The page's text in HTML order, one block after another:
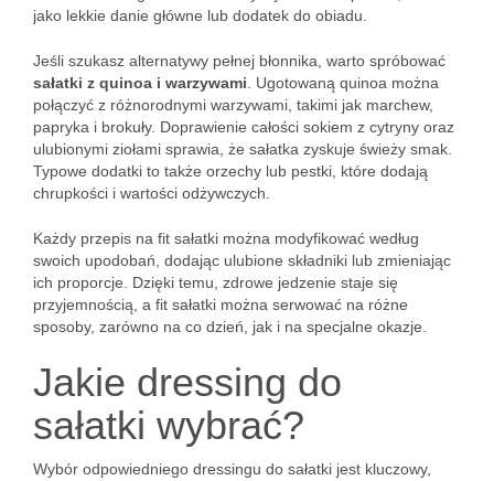
jako lekkie danie główne lub dodatek do obiadu.
Jeśli szukasz alternatywy pełnej błonnika, warto spróbować
sałatki z quinoa i warzywami . Ugotowaną quinoa można
połączyć z różnorodnymi warzywami, takimi jak marchew,
papryka i brokuły. Doprawienie całości sokiem z cytryny oraz
ulubionymi ziołami sprawia, że sałatka zyskuje świeży smak.
Typowe dodatki to także orzechy lub pestki, które dodają
chrupkości i wartości odżywczych.
Każdy przepis na fit sałatki można modyfikować według
swoich upodobań, dodając ulubione składniki lub zmieniając
ich proporcje. Dzięki temu, zdrowe jedzenie staje się
przyjemnością, a fit sałatki można serwować na różne
sposoby, zarówno na co dzień, jak i na specjalne okazje.
Jakie dressing do
sałatki wybrać?
Wybór odpowiedniego dressingu do sałatki jest kluczowy,